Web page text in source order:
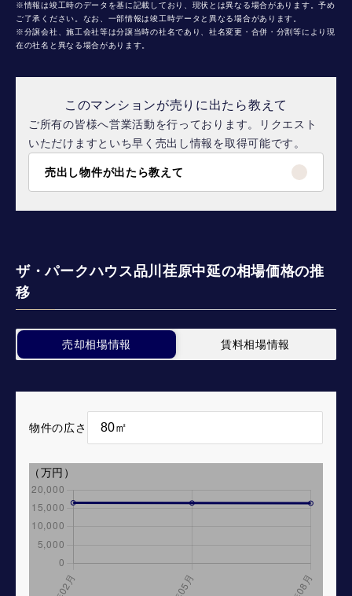
※情報は竣工時のデータを基に記載しており、現状とは異なる場合があります。予め
ご了承ください。なお、一部情報は竣工時データと異なる場合があります。
※分譲会社、施工会社等は分譲当時の社名であり、社名変更・合併・分割等により現
在の社名と異なる場合があります。
このマンションが売りに出たら教えて
ご所有の皆様へ営業活動を行っております。リクエスト
いただけますといち早く売出し情報を取得可能です。
売出し物件が出たら教えて
ザ・パークハウス品川荏原中延の相場価格の推
移
売却相場情報 賃料相場情報
物件の広さ
（万円）